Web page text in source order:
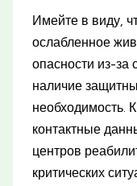
Имейте в виду,
ослабленное
опасности из-за
наличие
необходимость.
контактные
центров
критических